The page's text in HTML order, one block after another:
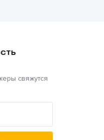
свяжутся